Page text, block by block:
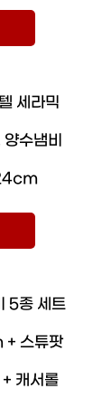
세라믹
수냄비
5종 세트
+ 스튜팟
캐서롤